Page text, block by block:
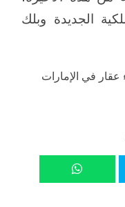
الجديدة وبلك
عقار في الإمارات